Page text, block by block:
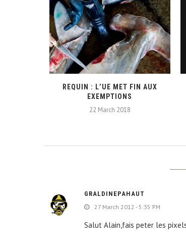
REQUIN : L’UE MET FIN AUX
EXEMPTIONS
22 March 2018
GRALDINEPAHAUT
27 March 2012 - 5:35 PM
Salut Alain,fais peter les